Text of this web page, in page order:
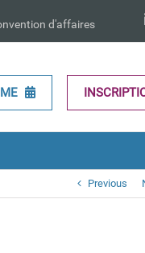
d'affaires
Previous